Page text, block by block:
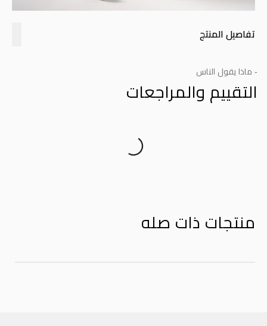
تفاصيل المنتج
- ماذا يقول الناس
التقييم والمراجعات
منتجات ذات صله